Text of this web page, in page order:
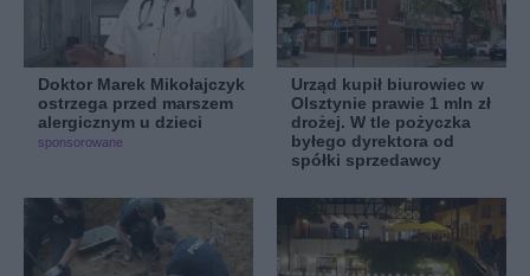
Doktor Marek Mikołajczyk
ostrzega przed marszem
alergicznym u dzieci
sponsorowane
Urząd kupił biurowiec w
Olsztynie prawie 1 mln zł
drożej. W tle pożyczka
byłego dyrektora od
spółki sprzedawcy